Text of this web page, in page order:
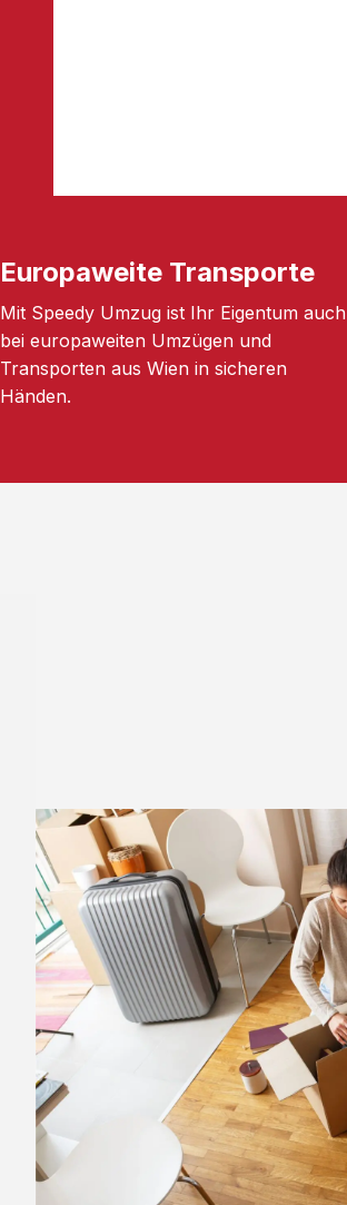
Europaweite Transporte
Mit Speedy Umzug ist Ihr Eigentum auch
bei europaweiten Umzügen und
Transporten aus Wien in sicheren
Händen.